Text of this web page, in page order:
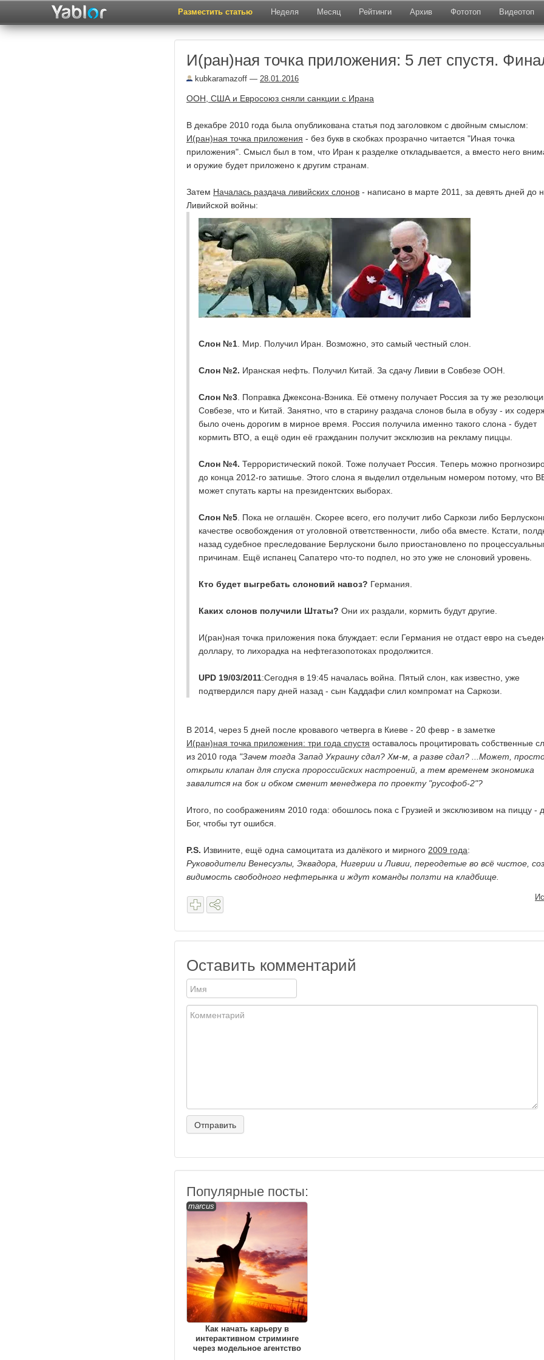
Разместить статью Неделя Месяц Рейтинги Архив Фототоп Видеотоп
И(ран)ная точка приложения: 5 лет спустя.
kubkaramazoff — 28.01.2016
ООН, США и Евросоюз сняли санкции с Ирана
В декабре 2010 года была опубликована статья под заголовком с двойным смыслом:
И(ран)ная точка приложения - без букв в скобках прозрачно читается "Иная точка
приложения". Смысл был в том, что Иран к разделке откладывается, а вместо него
и оружие будет приложено к другим странам.
Затем Началась раздача ливийских слонов - написано в марте 2011, за девять дней до
Ливийской войны:
Слон №1 . Мир. Получил Иран. Возможно, это самый честный слон.
Слон №2. Иранская нефть. Получил Китай. За сдачу Ливии в Совбезе ООН.
Слон №3 . Поправка Джексона-Вэника. Её отмену получает Россия за ту же
Совбезе, что и Китай. Занятно, что в старину раздача слонов была в обузу - их
было очень дорогим в мирное время. Россия получила именно такого слона - будет
кормить ВТО, а ещё один её гражданин получит эксклюзив на рекламу пиццы.
Слон №4. Террористический покой. Тоже получает Россия. Теперь можно
до конца 2012-го затишье. Этого слона я выделил отдельным номером потому, что
может спутать карты на президентских выборах.
Слон №5 . Пока не оглашён. Скорее всего, его получит либо Саркози либо
качестве освобождения от уголовной ответственности, либо оба вместе. Кстати,
назад судебное преследование Берлускони было приостановлено по
причинам. Ещё испанец Сапатеро что-то подпел, но это уже не слоновий уровень.
Кто будет выгребать слоновий навоз? Германия.
Каких слонов получили Штаты? Они их раздали, кормить будут другие.
И(ран)ная точка приложения пока блуждает: если Германия не отдаст евро на
доллару, то лихорадка на нефтегазопотоках продолжится.
UPD 19/03/2011:Сегодня в 19:45 началась война. Пятый слон, как известно, уже
подтвердился пару дней назад - сын Каддафи слил компромат на Саркози.
В 2014, через 5 дней после кровавого четверга в Киеве - 20 февр - в заметке
И(ран)ная точка приложения: три года спустя оставалось процитировать собственные
из 2010 года "Зачем тогда Запад Украину сдал? Хм-м, а разве сдал? ...Может,
открыли клапан для спуска пророссийских настроений, а тем временем экономика
завалится на бок и обком сменит менеджера по проекту "русофоб-2"?
Итого, по соображениям 2010 года: обошлось пока с Грузией и эксклюзивом на пиццу -
Бог, чтобы тут ошибся.
P.S. Извините, ещё одна самоцитата из далёкого и мирного 2009 года:
Руководители Венесуэлы, Эквадора, Нигерии и Ливии, переодетые во всё чистое,
видимость свободного нефтерынка и ждут команды ползти на кладбище.
Оставить комментарий
Популярные посты:
marcus
Как начать карьеру в
интерактивном стриминге
через модельное агентство